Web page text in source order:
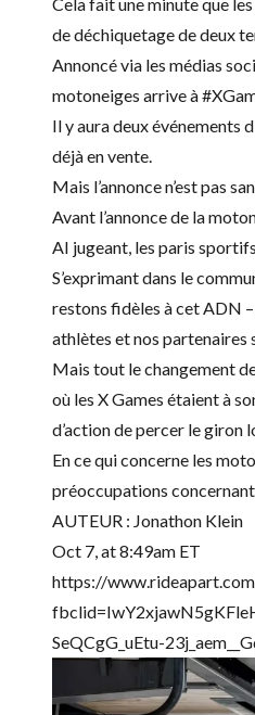
de déchiquetage de deux
Annoncé via les médias
motoneiges arrive à
Il y aura deux événements
déjà en vente.
Mais l’annonce n’est pas
Avant l’annonce de la
AI jugeant, les paris
S’exprimant dans le
restons fidèles à cet ADN –
athlètes et nos partenaires
Mais tout le changement
où les X Games étaient à
d’action de percer le giron
En ce qui concerne les
préoccupations concernant
AUTEUR : Jonathon Klein
Oct 7, at 8:49am ET
https://
SeQCgG_uEtu-